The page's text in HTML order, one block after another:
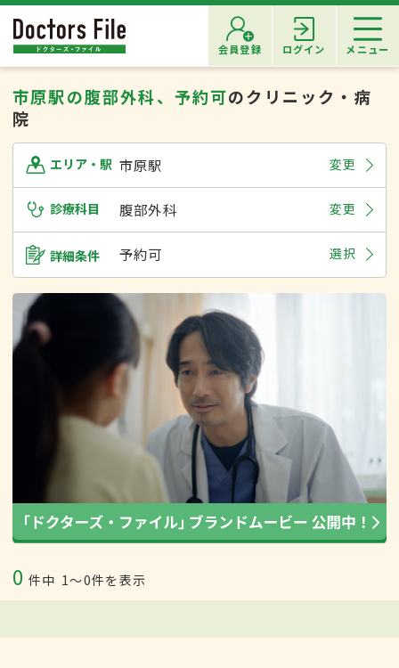
会員登録 ログイン メニュー
市原駅の腹部外科、予約可のクリニック・病
院
エリア・駅 市原駅 変更
診療科目 腹部外科 変更
詳細条件 予約可 選択
0 件中 1〜0件を表示